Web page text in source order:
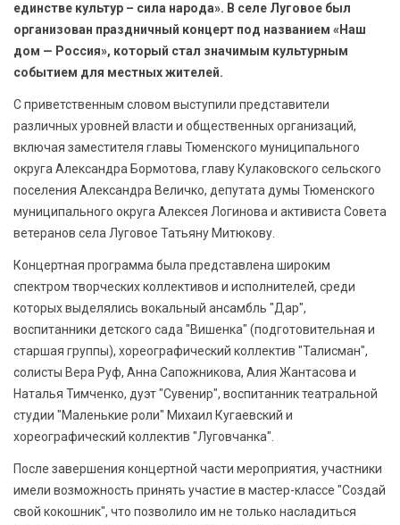
единстве культур – сила народа». В селе Луговое был
организован праздничный концерт под названием «Наш
дом — Россия», который стал значимым культурным
событием для местных жителей.
С приветственным словом выступили представители
различных уровней власти и общественных организаций,
включая заместителя главы Тюменского муниципального
округа Александра Бормотова, главу Кулаковского сельского
поселения Александра Величко, депутата думы Тюменского
муниципального округа Алексея Логинова и активиста Совета
ветеранов села Луговое Татьяну Митюкову.
Концертная программа была представлена широким
спектром творческих коллективов и исполнителей, среди
которых выделялись вокальный ансамбль "Дар",
воспитанники детского сада "Вишенка" (подготовительная и
старшая группы), хореографический коллектив "Талисман",
солисты Вера Руф, Анна Сапожникова, Алия Жантасова и
Наталья Тимченко, дуэт "Сувенир", воспитанник театральной
студии "Маленькие роли" Михаил Кугаевский и
хореографический коллектив "Луговчанка".
После завершения концертной части мероприятия, участники
имели возможность принять участие в мастер-классе "Создай
свой кокошник", что позволило им не только насладиться